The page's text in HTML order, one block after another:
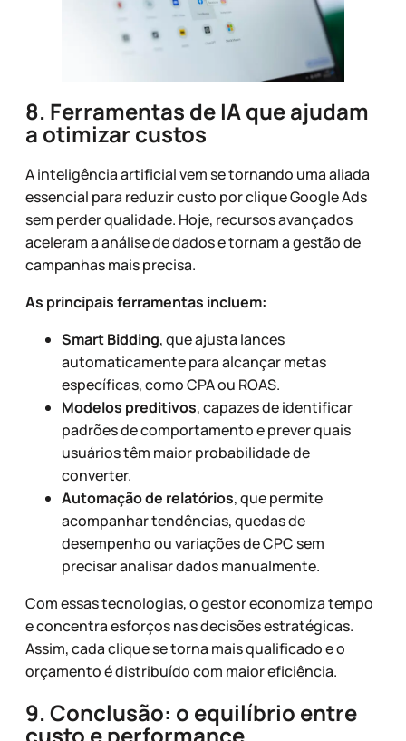
8. Ferramentas de IA que ajudam
a otimizar custos
A inteligência artificial vem se tornando uma aliada
essencial para reduzir custo por clique Google Ads
sem perder qualidade. Hoje, recursos avançados
aceleram a análise de dados e tornam a gestão de
campanhas mais precisa.
As principais ferramentas incluem:
Smart Bidding, que ajusta lances
automaticamente para alcançar metas
específicas, como CPA ou ROAS.
Modelos preditivos, capazes de identificar
padrões de comportamento e prever quais
usuários têm maior probabilidade de
converter.
Automação de relatórios, que permite
acompanhar tendências, quedas de
desempenho ou variações de CPC sem
precisar analisar dados manualmente.
Com essas tecnologias, o gestor economiza tempo
e concentra esforços nas decisões estratégicas.
Assim, cada clique se torna mais qualificado e o
orçamento é distribuído com maior eficiência.
9. Conclusão: o equilíbrio entre